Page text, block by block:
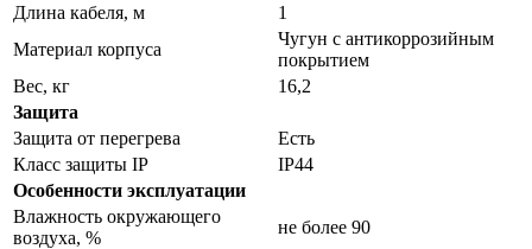
Длина кабеля, м
1
Материал корпуса
Чугун с антикоррозийным
покрытием
Вес, кг
16,2
Защита
Защита от перегрева
Есть
Класс защиты IP
IP44
Особенности эксплуатации
Влажность окружающего
воздуха, %
не более 90